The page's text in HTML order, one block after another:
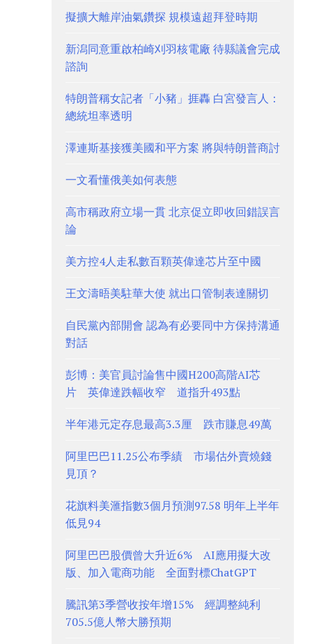
擬擴大離岸油氣鑽探 規模遠超拜登時期
新潟同意重啟柏崎刈羽核電廠 待縣議會完成
諮詢
特朗普稱女記者「小豬」捱轟 白宮發言人：
總統坦率透明
澤連斯基接獲美國和平方案 將與特朗普商討
一文看懂俄美如何表態
高市稱政府立場一貫 北京促立即收回錯誤言
論
美方控4人走私數百顆英偉達芯片至中國
王文濤晤美駐華大使 就出口管制表達關切
自民黨內部開會 認為有必要同中方保持溝通
對話
彭博：美官員討論售中國H200高階AI芯
片 英偉達跌幅收窄 道指升493點
半年港元定存息最高3.3厘 跌市賺息49萬
阿里巴巴11.25公布季績 市場估外賣燒錢
見頂？
花旗料美滙指數3個月預測97.58 明年上半年
低見94
阿里巴巴股價曾大升近6% AI應用擬大改
版、加入電商功能 全面對標ChatGPT
騰訊第3季營收按年增15% 經調整純利
705.5億人幣大勝預期